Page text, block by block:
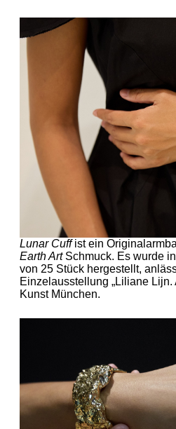
Lunar Cuffist ein
Earth ArtSchmuck. Es wurde
von 25 Stück hergestellt,
Einzelausstellung „Liliane Lijn.
Kunst München.